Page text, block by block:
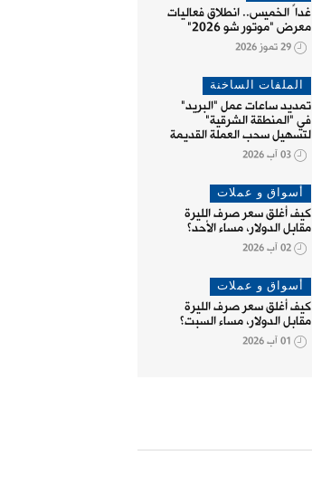
غداً الخميس.. انطلاق فعاليات
معرض "موتور شو 2026"
29 تموز 2026
الملفات الساخنة
تمديد ساعات عمل "البريد"
في "المنطقة الشرقية"
لتسهيل سحب العملة القديمة
03 آب 2026
أسواق و عملات
كيف أغلق سعر صرف الليرة
مقابل الدولار، مساء الأحد؟
02 آب 2026
أسواق و عملات
كيف أغلق سعر صرف الليرة
مقابل الدولار، مساء السبت؟
01 آب 2026